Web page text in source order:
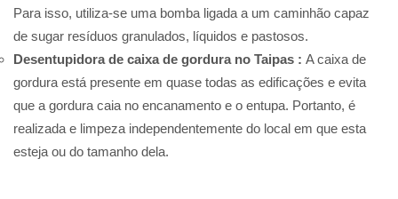
Para isso, utiliza-se uma bomba ligada a um caminhão capaz
de sugar resíduos granulados, líquidos e pastosos.
Desentupidora de caixa de gordura no Taipas : A caixa de
gordura está presente em quase todas as edificações e evita
que a gordura caia no encanamento e o entupa. Portanto, é
realizada e limpeza independentemente do local em que esta
esteja ou do tamanho dela.